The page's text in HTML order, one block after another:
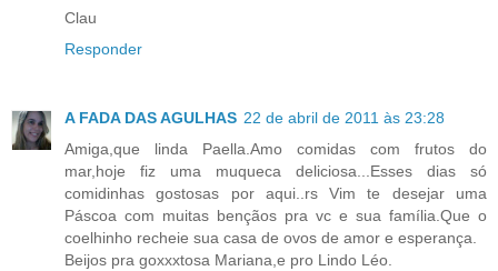
Clau
Responder
A FADA DAS AGULHAS 22 de abril de 2011 às 23:28
Amiga,que linda Paella.Amo comidas com frutos do
mar,hoje fiz uma muqueca deliciosa...Esses dias só
comidinhas gostosas por aqui..rs Vim te desejar uma
Páscoa com muitas bençãos pra vc e sua família.Que o
coelhinho recheie sua casa de ovos de amor e esperança.
Beijos pra goxxxtosa Mariana,e pro Lindo Léo.